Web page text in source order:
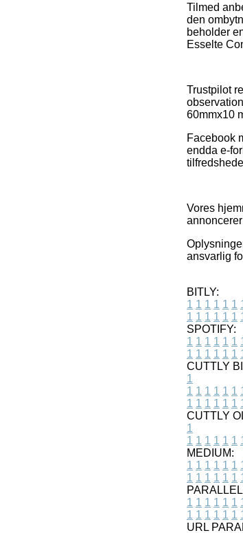
Tilmed
den
beholder
Esselte
Trustpilot
60mmx10
Facebook
endda e-
Vores
ansvarlig
BITLY:
1 1 1 1 1 1
1 1 1 1 1 1
SPOTIFY:
1 1 1 1 1 1
1 1 1 1 1 1
CUTTLY
1
1 1 1 1 1 1
1 1 1 1 1 1
CUTTLY
1
1 1 1 1 1 1
MEDIUM:
1 1 1 1 1 1
1 1 1 1 1 1
1 1 1 1 1 1
1 1 1 1 1 1
URL